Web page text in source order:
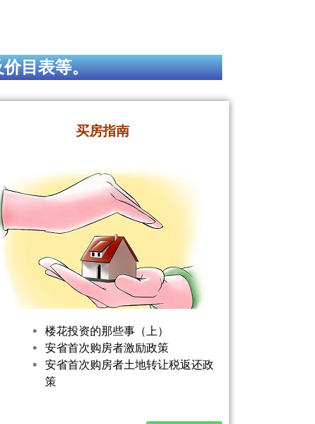
目表等。
买房指南
楼花投资的那些事（上）
安省首次购房者激励政策
安省首次购房者土地转让税返还政
策